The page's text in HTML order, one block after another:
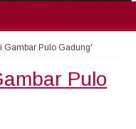
Gambar Pulo Gadung'
Pulo